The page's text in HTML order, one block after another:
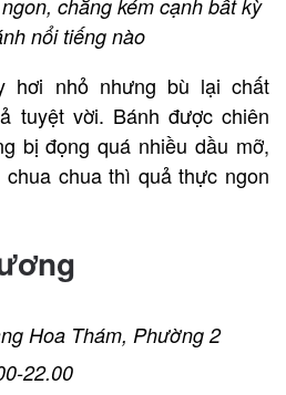
chẳng kém cạnh bất kỳ
nổi tiếng nào
hơi nhỏ nhưng bù lại chất
tuyệt vời. Bánh được chiên
bị đọng quá nhiều dầu mỡ,
chua thì quả thực ngon
Hoa Thám, Phường 2
22.00